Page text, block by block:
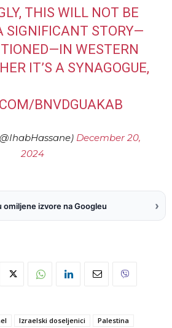
THIS WILL NOT BE
SIGNIFICANT STORY—
WESTERN
IT’S A SYNAGOGUE,
BNVDGUAKAB
December 20,
2024
omiljene izvore na Googleu ›
Izraelski doseljenici
Palestina